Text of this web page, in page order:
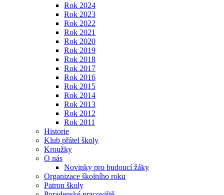
Rok 2024
Rok 2023
Rok 2022
Rok 2021
Rok 2020
Rok 2019
Rok 2018
Rok 2017
Rok 2016
Rok 2015
Rok 2014
Rok 2013
Rok 2012
Rok 2011
Historie
Klub přátel školy
Kroužky
O nás
Novinky pro budoucí žáky
Organizace školního roku
Patron školy